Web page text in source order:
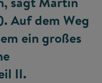
Auf dem Weg
ein großes
II.